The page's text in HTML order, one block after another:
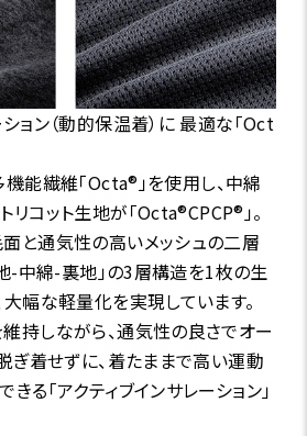
ョン（動的保温着）に 最適な「Oct
能繊維「Octa®」を使用し、中綿
コット生地が「Octa®CPCP®」。
と通気性の高いメッシュの二層
-中綿-裏地」の3層構造を1枚の生
幅な軽量化を実現しています。
持しながら、通気性の良さでオー
ぎ着せずに、着たままで高い運動
る「アクティブインサレーション」